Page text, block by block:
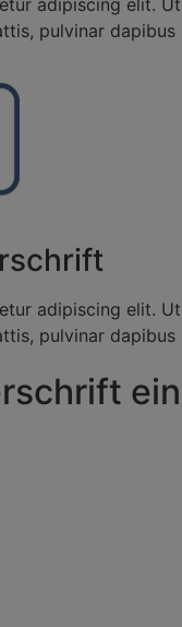
pulvinar dapibus
adipiscing elit. Ut
pulvinar dapibus
ein